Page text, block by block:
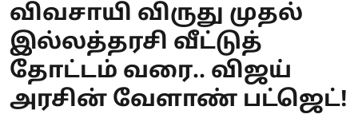
விவசாயி விருது முதல்
இல்லத்தரசி வீட்டுத்
தோட்டம் வரை.. விஜய்
அரசின் வேளாண் பட்ஜெட்!